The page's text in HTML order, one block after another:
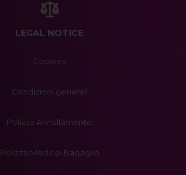
LEGAL NOTICE
Cookies
Condizioni generali
Polizza Annullamento
Polizza Medico-Bagaglio